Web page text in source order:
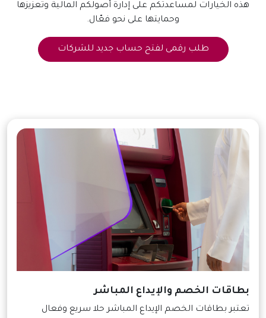
هذه الخيارات لمساعدتكم على إدارة أصولكم المالية وتعزيزها
وحمايتها على نحو فعّال.
طلب رقمى لفتح حساب جديد للشركات
بطاقات الخصم والإيداع المباشر
تعتبر بطاقات الخصم الإيداع المباشر حلا سريع وفعال